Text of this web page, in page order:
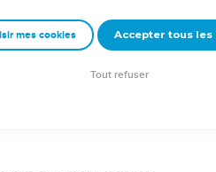
outre l'holocauste continuel,
dans vos fêtes solennelles,
aspersions, et vos sacrifices de
mes cookies Accepter tous les
Tout refuser